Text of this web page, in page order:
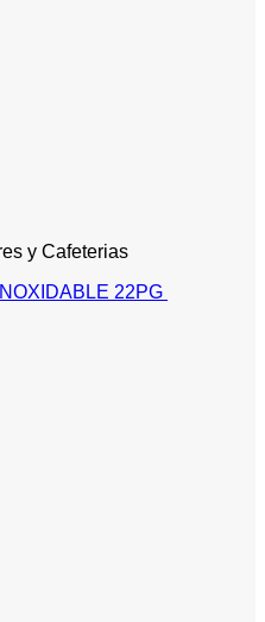
y Cafeterias
22PG